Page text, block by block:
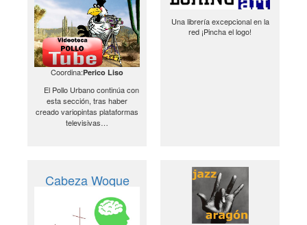
Coordina:Perico Liso
El Pollo Urbano continúa con
esta sección, tras haber
creado variopintas plataformas
televisivas…
Una librería excepcional en la
red ¡Pincha el logo!
Cabeza Woque